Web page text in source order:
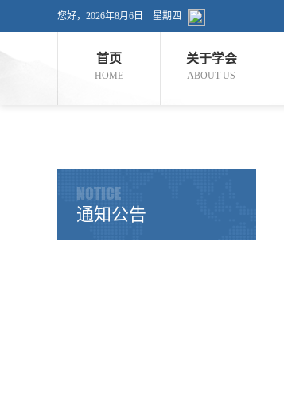
您好， 2026年8月6日 星期四
首页
HOME
关于学会
ABOUT US
NOTICE
通知公告